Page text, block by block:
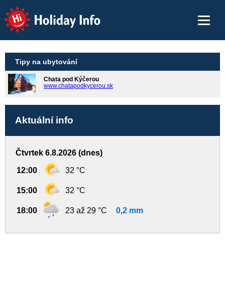
Holiday Info
Tipy na ubytování
Chata pod Kýčerou
www.chatapodkycerou.sk
Aktuální info
Čtvrtek 6.8.2026 (dnes)
12:00 32 °C
15:00 32 °C
18:00 23 až 29 °C 0,2 mm